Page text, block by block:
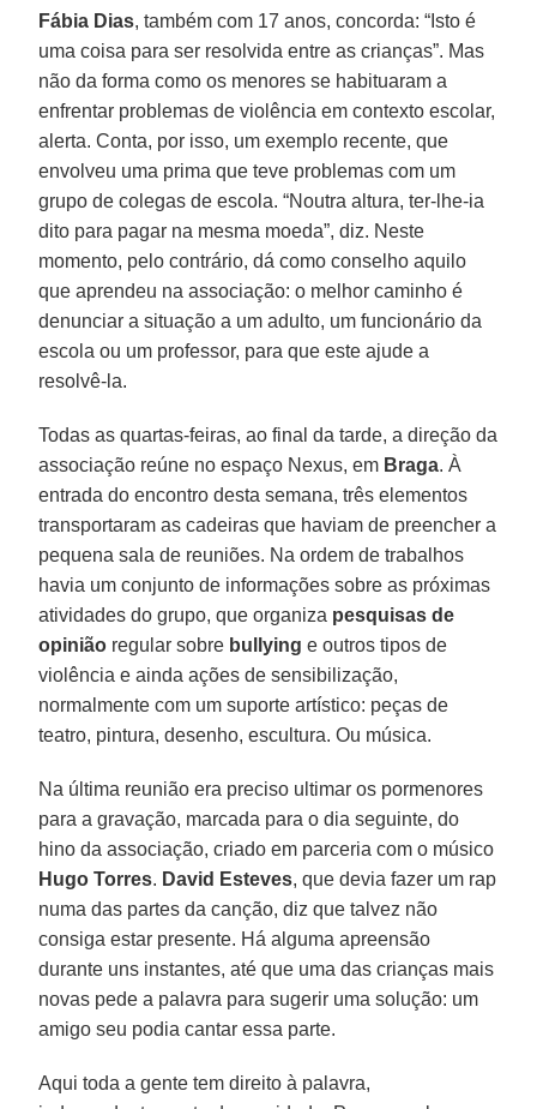
Fábia Dias, também com 17 anos, concorda: “Isto é
uma coisa para ser resolvida entre as crianças”. Mas
não da forma como os menores se habituaram a
enfrentar problemas de violência em contexto escolar,
alerta. Conta, por isso, um exemplo recente, que
envolveu uma prima que teve problemas com um
grupo de colegas de escola. “Noutra altura, ter-lhe-ia
dito para pagar na mesma moeda”, diz. Neste
momento, pelo contrário, dá como conselho aquilo
que aprendeu na associação: o melhor caminho é
denunciar a situação a um adulto, um funcionário da
escola ou um professor, para que este ajude a
resolvê-la.
Todas as quartas-feiras, ao final da tarde, a direção da
associação reúne no espaço Nexus, em Braga. À
entrada do encontro desta semana, três elementos
transportaram as cadeiras que haviam de preencher a
pequena sala de reuniões. Na ordem de trabalhos
havia um conjunto de informações sobre as próximas
atividades do grupo, que organiza pesquisas de
opinião regular sobre bullying e outros tipos de
violência e ainda ações de sensibilização,
normalmente com um suporte artístico: peças de
teatro, pintura, desenho, escultura. Ou música.
Na última reunião era preciso ultimar os pormenores
para a gravação, marcada para o dia seguinte, do
hino da associação, criado em parceria com o músico
Hugo Torres. David Esteves, que devia fazer um rap
numa das partes da canção, diz que talvez não
consiga estar presente. Há alguma apreensão
durante uns instantes, até que uma das crianças mais
novas pede a palavra para sugerir uma solução: um
amigo seu podia cantar essa parte.
Aqui toda a gente tem direito à palavra,